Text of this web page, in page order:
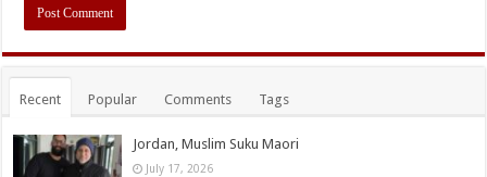
Recent Popular Comments Tags
Jordan, Muslim Suku Maori
July 17, 2026